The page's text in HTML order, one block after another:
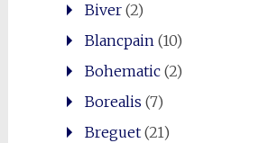
Biver(2)
Blancpain(10)
Bohematic(2)
Borealis (7)
Breguet(21)